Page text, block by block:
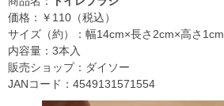
価格：￥110（税込）
サイズ（約）：幅14cm×長さ2cm×高さ1cm
内容量：3本入
販売ショップ：ダイソー
JANコード：4549131571554